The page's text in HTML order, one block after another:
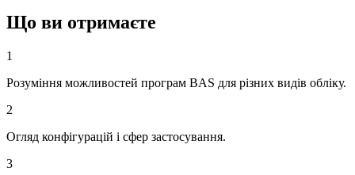
Що ви отримаєте
1
Розуміння можливостей програм BAS для різних видів обліку.
2
Огляд конфігурацій і сфер застосування.
3